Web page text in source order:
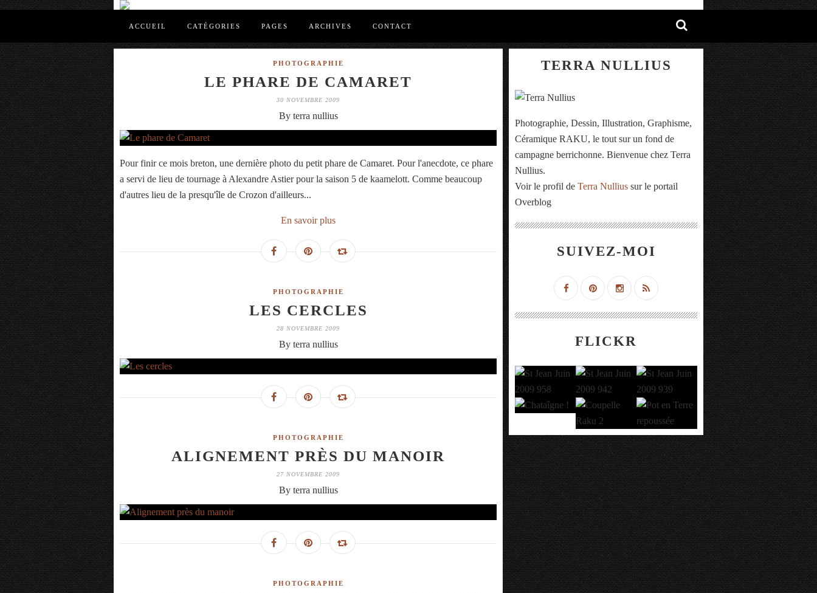
ACCUEIL CATÉGORIES PAGES ARCHIVES CONTACT
PHOTOGRAPHIE
LE PHARE DE CAMARET
30 NOVEMBRE 2009
By terra nullius
Pour finir ce mois breton, une dernière photo du petit phare de Camaret. Pour l'anecdote, ce phare
a servi de lieu de tournage à Alexandre Astier pour la saison 5 de kaamelott. Comme beaucoup
d'autres lieu de la presqu'île de Crozon d'ailleurs...
En savoir plus
PHOTOGRAPHIE
LES CERCLES
28 NOVEMBRE 2009
By terra nullius
PHOTOGRAPHIE
ALIGNEMENT PRÈS DU MANOIR
27 NOVEMBRE 2009
By terra nullius
PHOTOGRAPHIE
TERRA NULLIUS
Photographie, Dessin, Illustration, Graphisme,
Céramique RAKU, le tout sur un fond de
campagne berrichonne. Bienvenue chez Terra
Nullius.
Voir le profil de Terra Nullius sur le portail
Overblog
SUIVEZ-MOI
FLICKR